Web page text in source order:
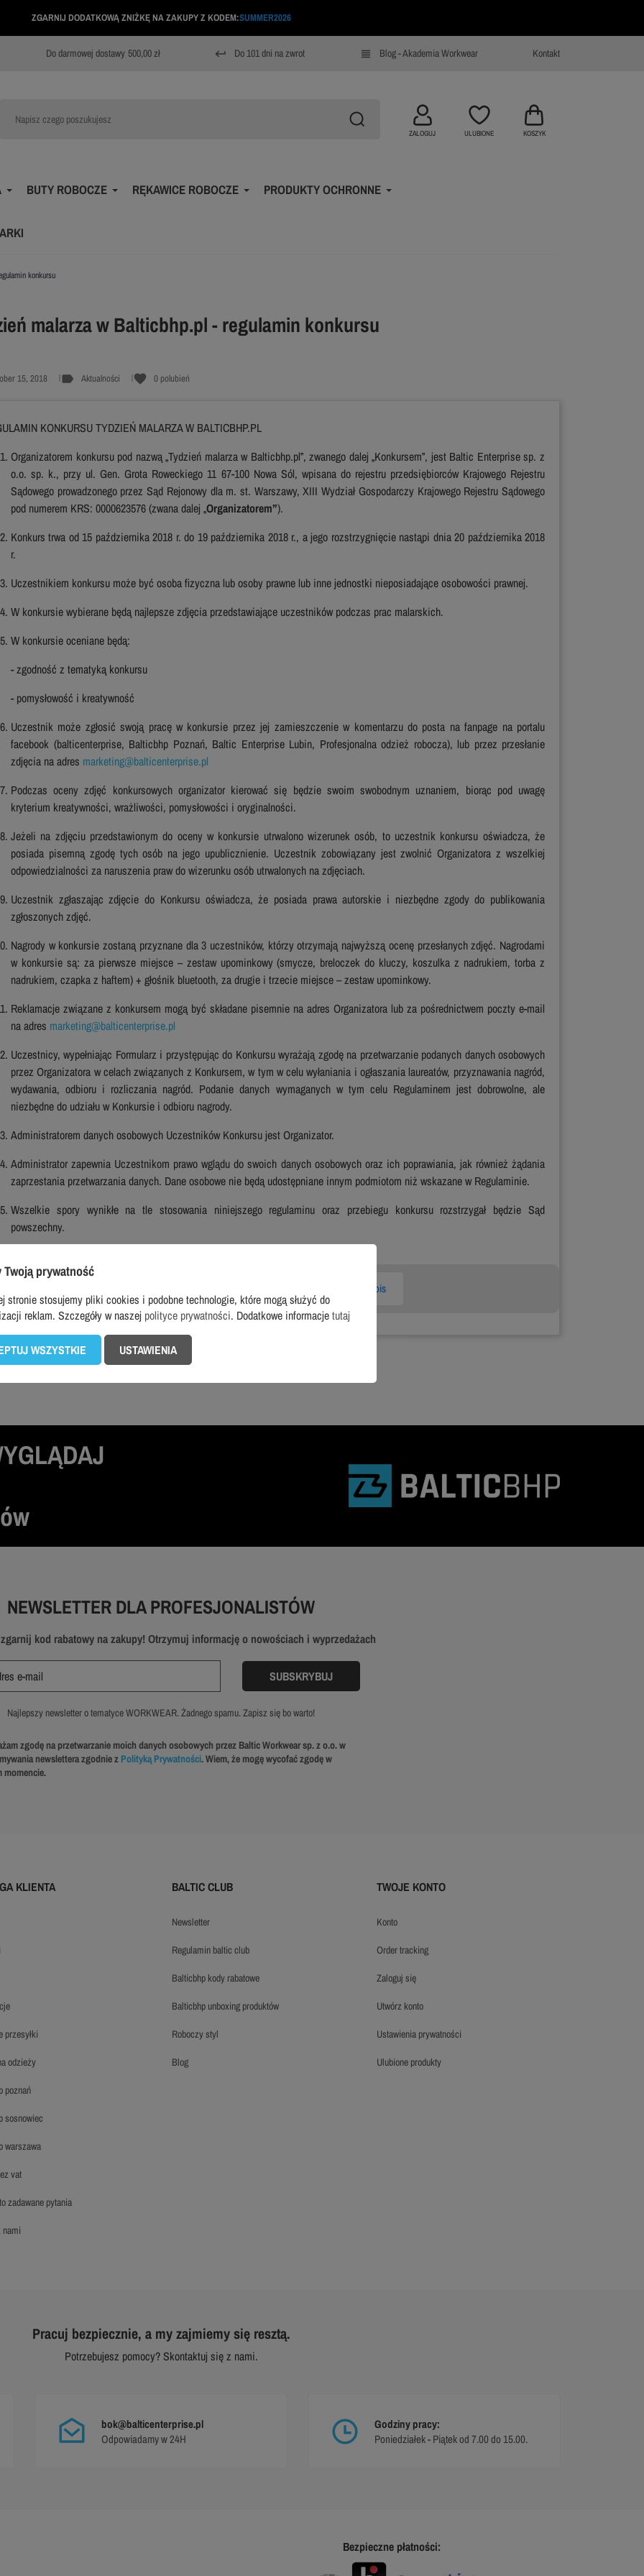
ZGARNIJ DODATKOWĄ ZNIŻKĘ NA ZAKUPY Z KODEM:SUMMER2026
Do darmowej dostawy 500,00 zł keyboard_return Do 101 dni na zwrot view_headline Blog - Akademia Workwear Kontakt
ZALOGUJ ULUBIONE KOSZYK
BUTY ROBOCZE RĘKAWICE ROBOCZE PRODUKTY OCHRONNE
konkursu
malarza w Balticbhp.pl - regulamin konkursu
15, 2018 label Aktualności favorite 0 polubień
KONKURSU TYDZIEŃ MALARZA W BALTICBHP.PL
Organizatorem konkursu pod nazwą „Tydzień malarza w Balticbhp.pl”, zwanego dalej „Konkursem”, jest Baltic Enterprise sp. z
o.o. sp. k., przy ul. Gen. Grota Roweckiego 11 67-100 Nowa Sól, wpisana do rejestru przedsiębiorców Krajowego Rejestru
Sądowego prowadzonego przez Sąd Rejonowy dla m. st. Warszawy, XIII Wydział Gospodarczy Krajowego Rejestru Sądowego
pod numerem KRS: 0000623576 (zwana dalej „Organizatorem”).
Konkurs trwa od 15 października 2018 r. do 19 października 2018 r., a jego rozstrzygnięcie nastąpi dnia 20 października 2018
r.
Uczestnikiem konkursu może być osoba fizyczna lub osoby prawne lub inne jednostki nieposiadające osobowości prawnej.
W konkursie wybierane będą najlepsze zdjęcia przedstawiające uczestników podczas prac malarskich.
W konkursie oceniane będą:
- zgodność z tematyką konkursu
- pomysłowość i kreatywność
Uczestnik może zgłosić swoją pracę w konkursie przez jej zamieszczenie w komentarzu do posta na fanpage na portalu
facebook (balticenterprise, Balticbhp Poznań, Baltic Enterprise Lubin, Profesjonalna odzież robocza), lub przez przesłanie
zdjęcia na adres marketing@balticenterprise.pl
Podczas oceny zdjęć konkursowych organizator kierować się będzie swoim swobodnym uznaniem, biorąc pod uwagę
kryterium kreatywności, wrażliwości, pomysłowości i oryginalności.
Jeżeli na zdjęciu przedstawionym do oceny w konkursie utrwalono wizerunek osób, to uczestnik konkursu oświadcza, że
posiada pisemną zgodę tych osób na jego upublicznienie. Uczestnik zobowiązany jest zwolnić Organizatora z wszelkiej
odpowiedzialności za naruszenia praw do wizerunku osób utrwalonych na zdjęciach.
Uczestnik zgłaszając zdjęcie do Konkursu oświadcza, że posiada prawa autorskie i niezbędne zgody do publikowania
zgłoszonych zdjęć.
Nagrody w konkursie zostaną przyznane dla 3 uczestników, którzy otrzymają najwyższą ocenę przesłanych zdjęć. Nagrodami
w konkursie są: za pierwsze miejsce – zestaw upominkowy (smycze, breloczek do kluczy, koszulka z nadrukiem, torba z
nadrukiem, czapka z haftem) + głośnik bluetooth, za drugie i trzecie miejsce – zestaw upominkowy.
Reklamacje związane z konkursem mogą być składane pisemnie na adres Organizatora lub za pośrednictwem poczty e-mail
na adres marketing@balticenterprise.pl
Uczestnicy, wypełniając Formularz i przystępując do Konkursu wyrażają zgodę na przetwarzanie podanych danych osobowych
przez Organizatora w celach związanych z Konkursem, w tym w celu wyłaniania i ogłaszania laureatów, przyznawania nagród,
wydawania, odbioru i rozliczania nagród. Podanie danych wymaganych w tym celu Regulaminem jest dobrowolne, ale
niezbędne do udziału w Konkursie i odbioru nagrody.
Administratorem danych osobowych Uczestników Konkursu jest Organizator.
Administrator zapewnia Uczestnikom prawo wglądu do swoich danych osobowych oraz ich poprawiania, jak również żądania
zaprzestania przetwarzania danych. Dane osobowe nie będą udostępniane innym podmiotom niż wskazane w Regulaminie.
Wszelkie spory wynikłe na tle stosowania niniejszego regulaminu oraz przebiegu konkursu rozstrzygał będzie Sąd
powszechny.
Następny wpis
NEWSLETTER DLA PROFESJONALISTÓW
kod rabatowy na zakupy! Otrzymuj informację o nowościach i wyprzedażach
Najlepszy newsletter o tematyce WORKWEAR. Żadnego spamu. Zapisz się bo warto!
zgodę na przetwarzanie moich danych osobowych przez Baltic Workwear sp. z o.o. w
newslettera zgodnie z Polityką Prywatności. Wiem, że mogę wycofać zgodę w
momencie.
KLIENTA
przesyłki
odzieży
poznań
sosnowiec
warszawa
vat
zadawane pytania
nami
BALTIC CLUB
newsletter
regulamin baltic club
balticbhp kody rabatowe
balticbhp unboxing produktów
roboczy styl
blog
TWOJE KONTO
konto
order tracking
zaloguj się
utwórz konto
ustawienia prywatności
ulubione produkty
Twoją prywatność
stronie stosujemy pliki cookies i podobne technologie, które mogą służyć do
reklam. Szczegóły w naszej polityce prywatności. Dodatkowe informacjetutaj
WSZYSTKIE USTAWIENIA
Pracuj bezpiecznie, a my zajmiemy się resztą.
Potrzebujesz pomocy? Skontaktuj się z nami.
bok@balticenterprise.pl
Odpowiadamy w 24H
Godziny pracy:
Poniedziałek - Piątek od 7.00 do 15.00.
Bezpieczne płatności: